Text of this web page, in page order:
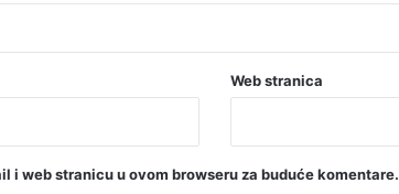
Web stranica
i web stranicu u ovom browseru za buduće komentare.